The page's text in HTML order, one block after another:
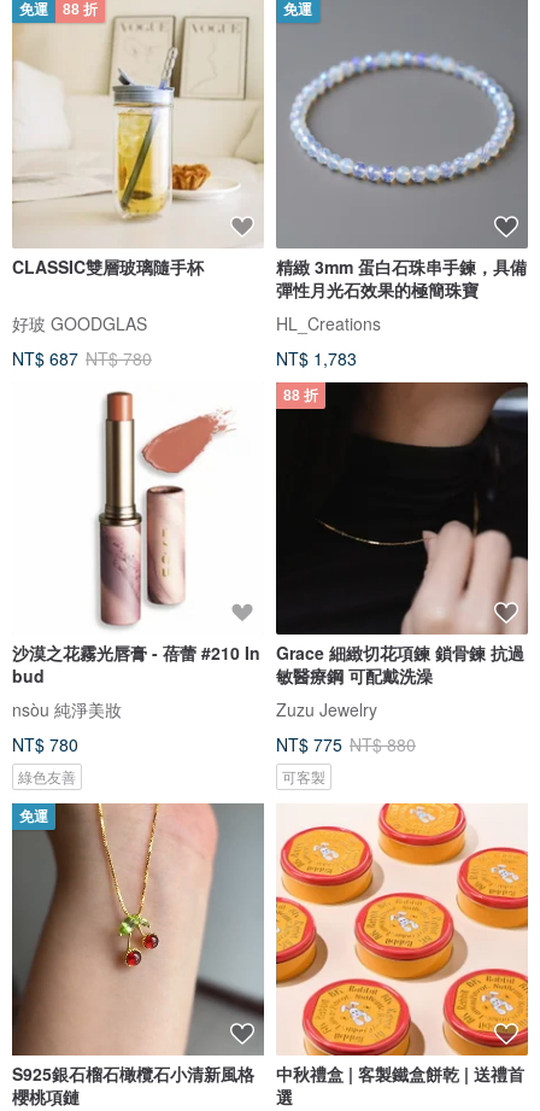
免運 88 折
CLASSIC雙層玻璃隨手杯
好玻 GOODGLAS
NT$ 687 NT$ 780
免運
精緻 3mm 蛋白石珠串手鍊，具備
彈性月光石效果的極簡珠寶
HL_Creations
NT$ 1,783
沙漠之花霧光唇膏 - 蓓蕾 #210 In
bud
nsòu 純淨美妝
NT$ 780
綠色友善
88 折
Grace 細緻切花項鍊 鎖骨鍊 抗過
敏醫療鋼 可配戴洗澡
Zuzu Jewelry
NT$ 775 NT$ 880
可客製
免運
S925銀石榴石橄欖石小清新風格
櫻桃項鏈
中秋禮盒 | 客製鐵盒餅乾 | 送禮首
選